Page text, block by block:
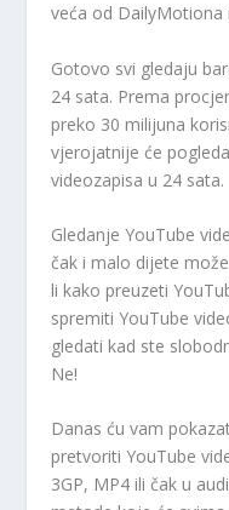
veća od DailyMotiona
Gotovo svi gledaju
24 sata. Prema
preko 30 milijuna
vjerojatnije će
videozapisa u 24 sata.
Gledanje YouTube
čak i malo dijete
li kako preuzeti
spremiti YouTube
gledati kad ste
Ne!
Danas ću vam
pretvoriti YouTube
3GP, MP4 ili čak u